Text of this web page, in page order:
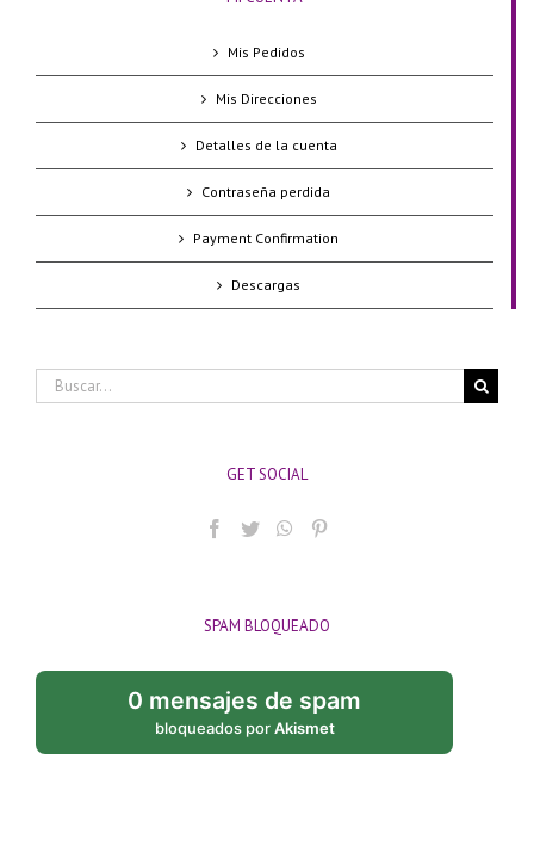
Mis Pedidos
Mis Direcciones
Detalles de la cuenta
Contraseña perdida
Payment Confirmation
Descargas
Buscar:
GET SOCIAL
SPAM BLOQUEADO
0 mensajes de spam
bloqueados porAkismet